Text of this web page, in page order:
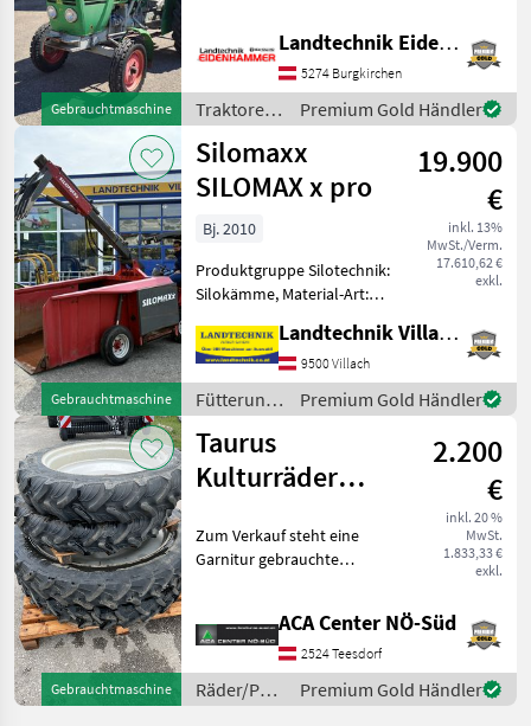
Gebrauchtmaschine
Zapfwellendrehzahl: 540,
Höchstgeschwindigkeit in
km/h: 25 km/h,
Bolzengröße Anhängevorr
Landtechnik Eidenhammer GmbH
5274 Burgkirchen
Traktoren
/ Deutz
Fahr
Premium Gold Händler
Gebrauchtmaschine
Silomaxx
SILOMAX x pro
19.900
€
inkl. 13%
MwSt./Verm.
17.610,62 €
exkl.
Bj. 2010
Produktgruppe Silotechnik:
Silokämme, Material-Art:
Hydroantrieb
Selbstfahrender Silokamm
mit 4 m³
Fassungsvermögen, 46 PS
Landtechnik Villach GmbH
9500 Villach
Fütterungstechnik
/ Silomaxx
Premium Gold Händler
Gebrauchtmaschine
Taurus
Kulturräder
230/95 R32
2.200
€
inkl. 20 %
MwSt.
1.833,33 €
exkl.
Zum Verkauf steht eine
Garnitur gebrauchte
100. Es sind Fixfelgen,
entweder mit der Spur
150cm oder 180cm. Die
ACA Center NÖ-Süd
2524 Teesdorf
Räder/Pneu/Felgen
/ Taurus
Premium Gold Händler